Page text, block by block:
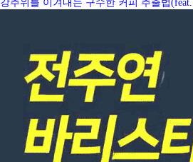
강추위를 이겨내는 구수한 커피 추출법